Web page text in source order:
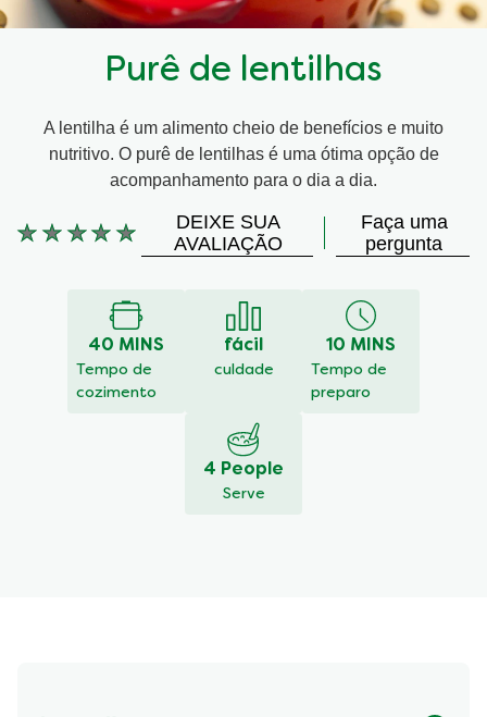
Purê de lentilhas
A lentilha é um alimento cheio de benefícios e muito
nutritivo. O purê de lentilhas é uma ótima opção de
acompanhamento para o dia a dia.
Nenhuma
DEIXE SUA
AVALIAÇÃO
Faça uma
pergunta
40 MINS
Tempo de
cozimento
fácil
culdade
10 MINS
Tempo de
preparo
4 People
Serve